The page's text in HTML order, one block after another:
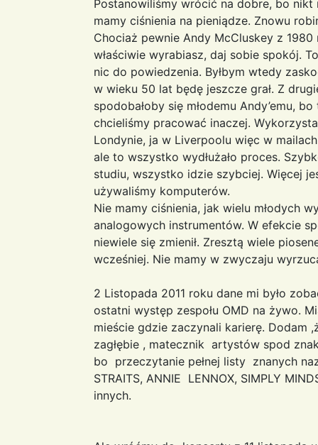
Postanowiliśmy wrócić na dobre, bo
mamy ciśnienia na pieniądze. Znowu
Chociaż pewnie Andy McCluskey z
właściwie wyrabiasz, daj sobie spokój.
nic do powiedzenia. Byłbym wtedy
w wieku 50 lat będę jeszcze grał. Z
spodobałoby się młodemu Andy’emu,
chcieliśmy pracować inaczej.
Londynie, ja w Liverpoolu więc w
ale to wszystko wydłużało proces.
studiu, wszystko idzie szybciej. Więcej
używaliśmy komputerów.
Nie mamy ciśnienia, jak wielu młodych
analogowych instrumentów. W efekcie
niewiele się zmienił. Zresztą wiele
wcześniej. Nie mamy w zwyczaju
2 Listopada 2011 roku dane mi było
ostatni występ zespołu OMD na żywo.
mieście gdzie zaczynali karierę.
zagłębie , matecznik artystów spod
bo przeczytanie pełnej listy znanych
STRAITS, ANNIE LENNOX, SIMPLY
innych.